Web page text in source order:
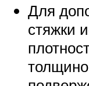
Для
стяжки